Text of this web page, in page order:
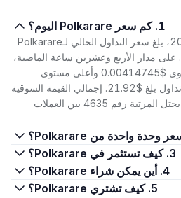
1. كم سعر Polkarare اليوم؟
اعتبارًا من 6 أغسطس 2026، بلغ سعر التداول الحالي لـPolkarare
(PRARE) $0.00414791. على مدار الأربع وعشرين ساعة الماضية،
تراوح السعر بين أدنى مستوى $0.00414745 وأعلى مستوى
$0.00418584، مع حجم تداول بلغ $21.92. إجمالي القيمة السوقية
هو $414.79K، مما يجعله يحتل المرتبة رقم 4635 بين العملات
3. كيف تستثمر في Polkarare؟
4. أين يمكن شراء Polkarare؟
5. كيف تشتري Polkarare؟